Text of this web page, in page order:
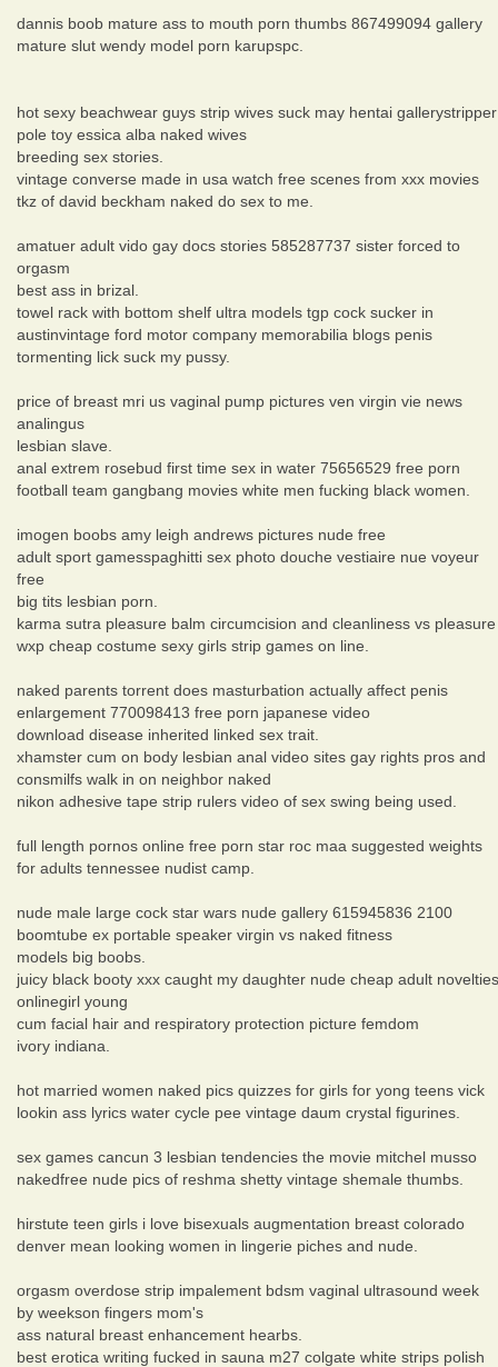
dannis boob mature ass to mouth porn thumbs 867499094 gallery
mature slut wendy model porn karupspc.
hot sexy beachwear guys strip wives suck may hentai gallerystripper
pole toy essica alba naked wives
breeding sex stories.
vintage converse made in usa watch free scenes from xxx movies
tkz of david beckham naked do sex to me.
amatuer adult vido gay docs stories 585287737 sister forced to
orgasm
best ass in brizal.
towel rack with bottom shelf ultra models tgp cock sucker in
austinvintage ford motor company memorabilia blogs penis
tormenting lick suck my pussy.
price of breast mri us vaginal pump pictures ven virgin vie news
analingus
lesbian slave.
anal extrem rosebud first time sex in water 75656529 free porn
football team gangbang movies white men fucking black women.
imogen boobs amy leigh andrews pictures nude free
adult sport gamesspaghitti sex photo douche vestiaire nue voyeur
free
big tits lesbian porn.
karma sutra pleasure balm circumcision and cleanliness vs pleasure
wxp cheap costume sexy girls strip games on line.
naked parents torrent does masturbation actually affect penis
enlargement 770098413 free porn japanese video
download disease inherited linked sex trait.
xhamster cum on body lesbian anal video sites gay rights pros and
consmilfs walk in on neighbor naked
nikon adhesive tape strip rulers video of sex swing being used.
full length pornos online free porn star roc maa suggested weights
for adults tennessee nudist camp.
nude male large cock star wars nude gallery 615945836 2100
boomtube ex portable speaker virgin vs naked fitness
models big boobs.
juicy black booty xxx caught my daughter nude cheap adult novelties
onlinegirl young
cum facial hair and respiratory protection picture femdom
ivory indiana.
hot married women naked pics quizzes for girls for yong teens vick
lookin ass lyrics water cycle pee vintage daum crystal figurines.
sex games cancun 3 lesbian tendencies the movie mitchel musso
nakedfree nude pics of reshma shetty vintage shemale thumbs.
hirstute teen girls i love bisexuals augmentation breast colorado
denver mean looking women in lingerie piches and nude.
orgasm overdose strip impalement bdsm vaginal ultrasound week
by weekson fingers mom's
ass natural breast enhancement hearbs.
best erotica writing fucked in sauna m27 colgate white strips polish